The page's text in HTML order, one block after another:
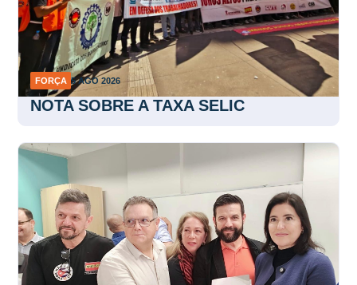
FORÇA 5 AGO 2026
NOTA SOBRE A TAXA SELIC